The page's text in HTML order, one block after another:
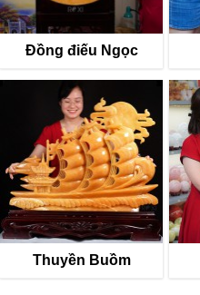
Đồng điếu Ngọc
Thuyền Buồm